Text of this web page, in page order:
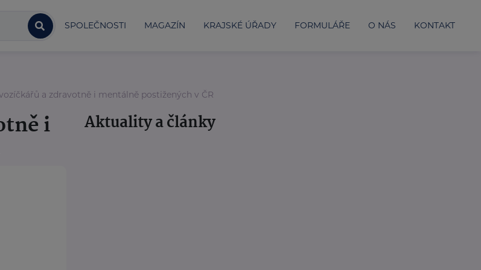
SPOLEČNOSTI MAGAZÍN KRAJSKÉ ÚŘADY FORMULÁŘE O NÁS KONTAKT
a zdravotně i mentálně postižených v ČR
i Aktuality a články